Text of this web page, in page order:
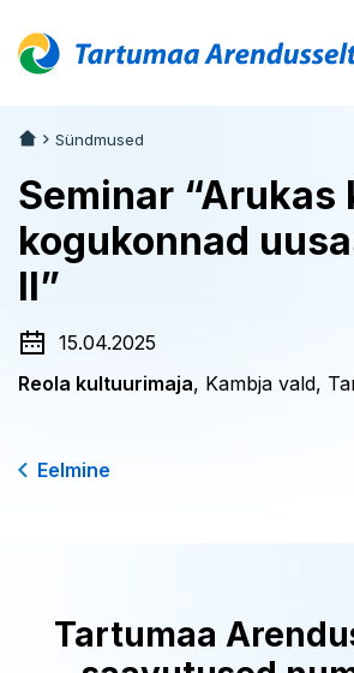
Sündmused
Seminar “Arukas
kogukonnad
II”
15.04.2025
Reola kultuurimaja, Kambja vald,
Eelmine
Tartumaa